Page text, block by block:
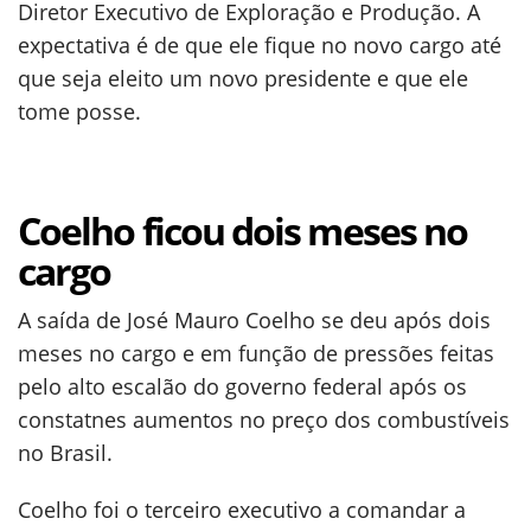
Diretor Executivo de Exploração e Produção. A
expectativa é de que ele fique no novo cargo até
que seja eleito um novo presidente e que ele
tome posse.
Coelho ficou dois meses no
cargo
A saída de José Mauro Coelho se deu após dois
meses no cargo e em função de pressões feitas
pelo alto escalão do governo federal após os
constatnes aumentos no preço dos combustíveis
no Brasil.
Coelho foi o terceiro executivo a comandar a